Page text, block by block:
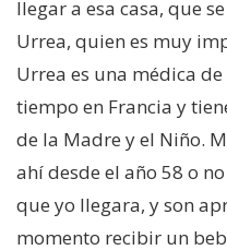
llegar a esa casa, que
Urrea, quien es muy
Urrea es una médica
tiempo en Francia y
de la Madre y el Niño.
ahí desde el año 58 o
que yo llegara, y son
momento recibir un